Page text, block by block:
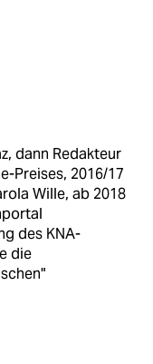
dann Redakteur
Preises, 2016/17
Wille, ab 2018
des KNA-
die